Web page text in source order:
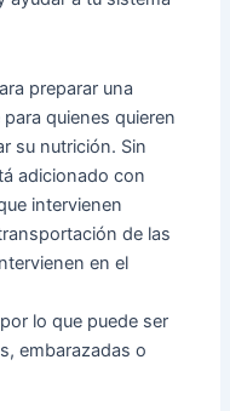
preparar una
quienes quieren
su nutrición. Sin
adicionado con
intervienen
de las
en el
lo que puede ser
embarazadas o